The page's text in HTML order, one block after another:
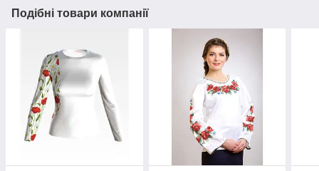
Подібні товари компанії